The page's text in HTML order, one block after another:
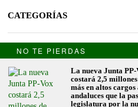
CATEGORÍAS
POLÍTICA SOCIEDAD CULTURA
SINDICATOS
CRONIQUEA DIVULGUEA
CONDICIONES LEGALES
NO TE PIERDAS
La nueva Junta PP-
costará 2,5
más en altos cargos
andaluces que la
legislatura por la